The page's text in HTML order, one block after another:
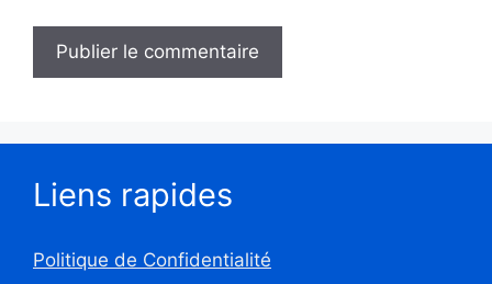
Liens rapides
Politique de Confidentialité